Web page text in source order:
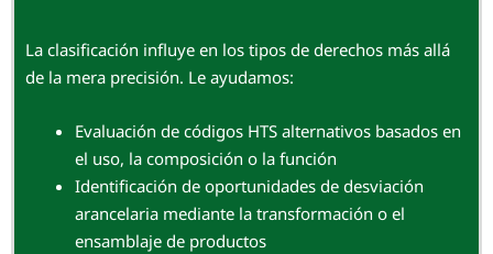
La clasificación influye en los tipos de derechos más allá
de la mera precisión. Le ayudamos:
Evaluación de códigos HTS alternativos basados en
el uso, la composición o la función
Identificación de oportunidades de desviación
arancelaria mediante la transformación o el
ensamblaje de productos